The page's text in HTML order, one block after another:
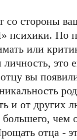
стороны
психики. По
или
личность,
вы
и от других
большего,
отца -